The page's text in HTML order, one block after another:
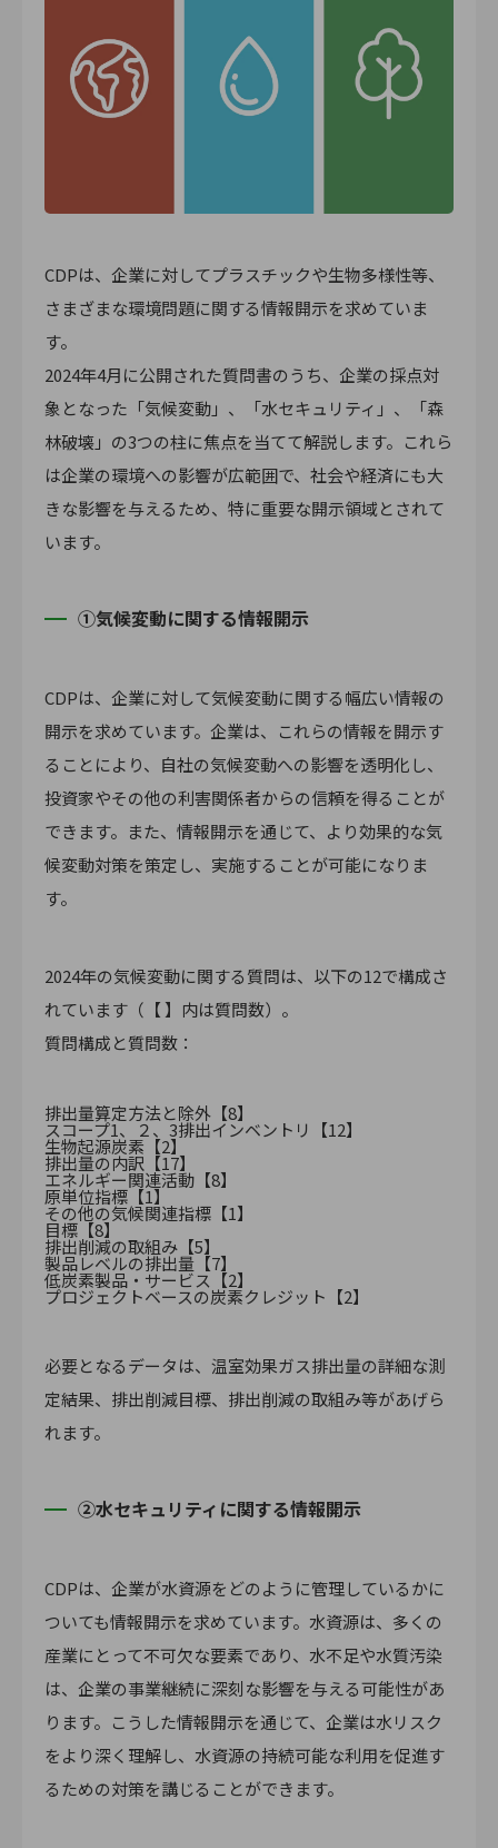
CDPは、企業に対してプラスチックや生物多様性等、
さまざまな環境問題に関する情報開示を求めていま
す。
2024年4月に公開された質問書のうち、企業の採点対
象となった「気候変動」、「水セキュリティ」、「森
林破壊」の3つの柱に焦点を当てて解説します。これら
は企業の環境への影響が広範囲で、社会や経済にも大
きな影響を与えるため、特に重要な開示領域とされて
います。
①気候変動に関する情報開示
CDPは、企業に対して気候変動に関する幅広い情報の
開示を求めています。企業は、これらの情報を開示す
ることにより、自社の気候変動への影響を透明化し、
投資家やその他の利害関係者からの信頼を得ることが
できます。また、情報開示を通じて、より効果的な気
候変動対策を策定し、実施することが可能になりま
す。
2024年の気候変動に関する質問は、以下の12で構成さ
れています（【 】内は質問数）。
質問構成と質問数：
排出量算定方法と除外【8】
スコープ1、２、3排出インベントリ【12】
生物起源炭素【2】
排出量の内訳【17】
エネルギー関連活動【8】
原単位指標【1】
その他の気候関連指標【1】
目標【8】
排出削減の取組み【5】
製品レベルの排出量【7】
低炭素製品・サービス【2】
プロジェクトベースの炭素クレジット【2】
必要となるデータは、温室効果ガス排出量の詳細な測
定結果、排出削減目標、排出削減の取組み等があげら
れます。
②水セキュリティに関する情報開示
CDPは、企業が水資源をどのように管理しているかに
ついても情報開示を求めています。水資源は、多くの
産業にとって不可欠な要素であり、水不足や水質汚染
は、企業の事業継続に深刻な影響を与える可能性があ
ります。こうした情報開示を通じて、企業は水リスク
をより深く理解し、水資源の持続可能な利用を促進す
るための対策を講じることができます。